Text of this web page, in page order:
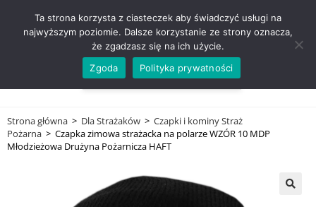
ZADZWOŃ TEL. 600 352 938
Strona główna > Dla Strażaków > Czapki i kominy Straż
Pożarna > Czapka zimowa strażacka na polarze WZÓR 10 MDP
Młodzieżowa Drużyna Pożarnicza HAFT
Ta strona korzysta z ciasteczek aby świadczyć usługi na
najwyższym poziomie. Dalsze korzystanie ze strony oznacza,
że zgadzasz się na ich użycie.
Zgoda
Polityka prywatności